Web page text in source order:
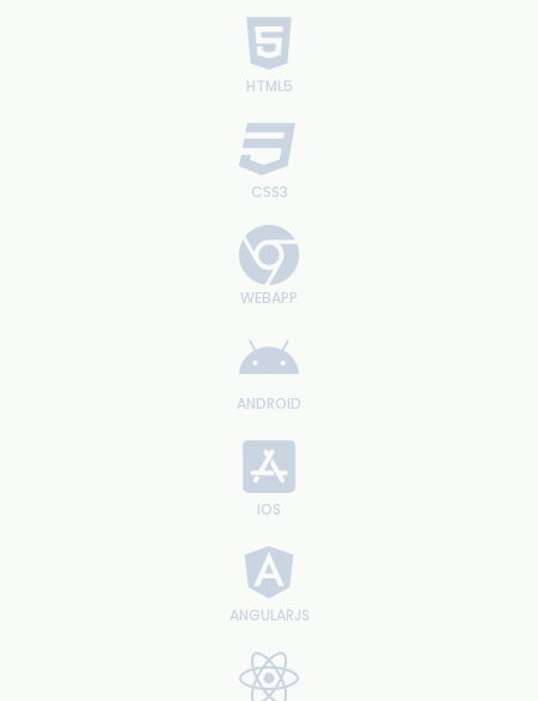
HTML5
CSS3
WEBAPP
ANDROID
IOS
ANGULARJS